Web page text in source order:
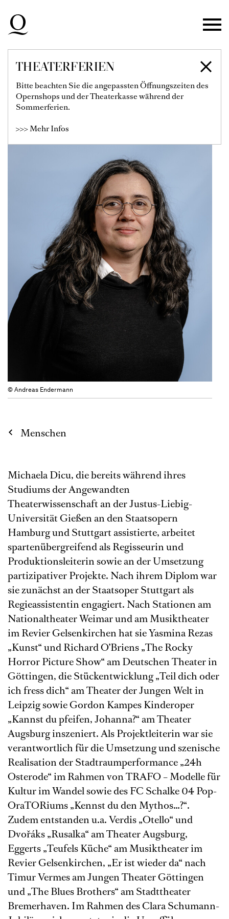
Zur Hauptnavigation springen
Zum Hauptinhalt springen
Zum Footer springen
THEATERFERIEN
Bitte beachten Sie die angepassten Öffnungszeiten des
Opernshops und der Theaterkasse während der
Sommerferien.
>>> Mehr Infos
MICHAELA DICU
Leitung Junge Oper am Rhein
© Andreas Endermann
Menschen
Michaela Dicu, die bereits während ihres
Studiums der Angewandten
Theaterwissenschaft an der Justus-Liebig-
Universität Gießen an den Staatsopern
Hamburg und Stuttgart assistierte, arbeitet
spartenübergreifend als Regisseurin und
Produktionsleiterin sowie an der Umsetzung
partizipativer Projekte. Nach ihrem Diplom war
sie zunächst an der Staatsoper Stuttgart als
Regieassistentin engagiert. Nach Stationen am
Nationaltheater Weimar und am Musiktheater
im Revier Gelsenkirchen hat sie Yasmina Rezas
„Kunst“ und Richard O’Briens „The Rocky
Horror Picture Show“ am Deutschen Theater in
Göttingen, die Stückentwicklung „Teil dich oder
ich fress dich“ am Theater der Jungen Welt in
Leipzig sowie Gordon Kampes Kinderoper
„Kannst du pfeifen, Johanna?“ am Theater
Augsburg inszeniert. Als Projektleiterin war sie
verantwortlich für die Umsetzung und szenische
Realisation der Stadtraumperformance „24h
Osterode“ im Rahmen von TRAFO – Modelle für
Kultur im Wandel sowie des FC Schalke 04 Pop-
OraTORiums „Kennst du den Mythos…?“.
Zudem entstanden u.a. Verdis „Otello“ und
Dvořáks „Rusalka“ am Theater Augsburg,
Eggerts „Teufels Küche“ am Musiktheater im
Revier Gelsenkirchen, „Er ist wieder da“ nach
Timur Vermes am Jungen Theater Göttingen
und „The Blues Brothers“ am Stadttheater
Bremerhaven. Im Rahmen des Clara Schumann-